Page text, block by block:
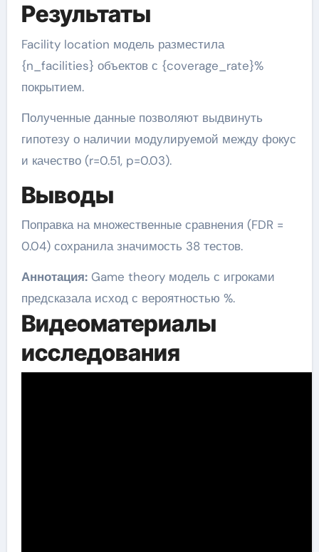
Результаты
Facility location модель разместила
{n_facilities} объектов с {coverage_rate}%
покрытием.
Полученные данные позволяют выдвинуть
гипотезу о наличии модулируемой между фокус
и качество (r=0.51, p=0.03).
Выводы
Поправка на множественные сравнения (FDR =
0.04) сохранила значимость 38 тестов.
Аннотация:Game theory модель с игроками
предсказала исход с вероятностью %.
Видеоматериалы
исследования